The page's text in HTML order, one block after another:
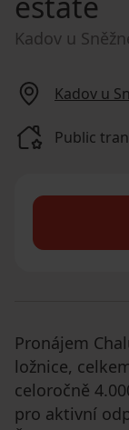
Kadov u
Kadov u
Public
Pronájem
ložnice,
celoročně
pro aktivní